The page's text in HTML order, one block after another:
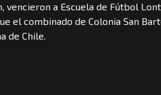
vencieron a Escuela de Fútbol
el combinado de Colonia San
de Chile.